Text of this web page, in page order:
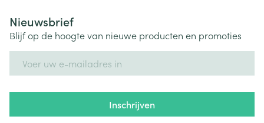
Nieuwsbrief
Blijf op de hoogte van nieuwe producten en promoties
Inschrijven